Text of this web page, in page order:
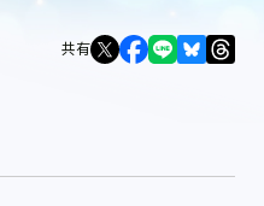
共有